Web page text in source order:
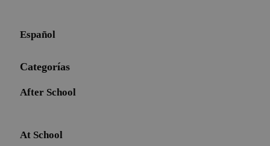
Español
Categorías
After School
At School